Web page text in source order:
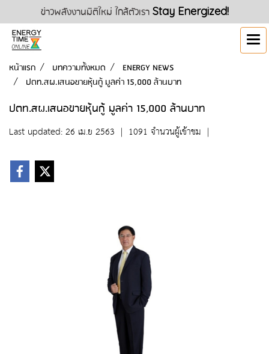
ข่าวพลังงานมิติใหม่ ใกล้ตัวเรา Stay Energized!
หน้าแรก บทความทั้งหมด
ENERGY NEWS
ปตท.สผ.เสนอขายหุ้นกู้ มูลค่า 15,000 ล้านบาท
ปตท.สผ.เสนอขายหุ้นกู้ มูลค่า 15,000 ล้านบาท
Last updated: 26 เม.ย 2563 | 1091 จำนวนผู้เข้าชม |